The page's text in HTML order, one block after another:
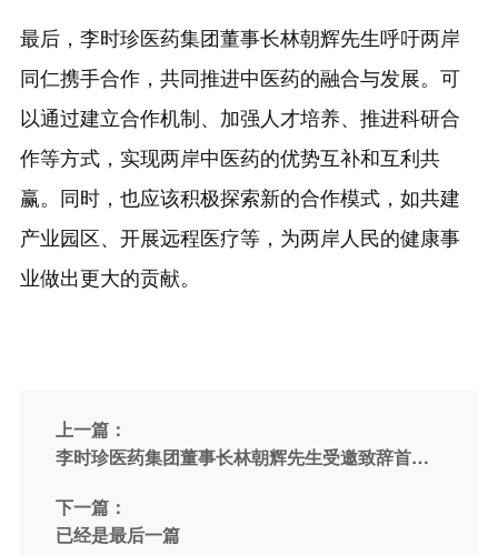
最后，李时珍医药集团董事长林朝辉先生呼吁两岸
同仁携手合作，共同推进中医药的融合与发展。可
以通过建立合作机制、加强人才培养、推进科研合
作等方式，实现两岸中医药的优势互补和互利共
赢。同时，也应该积极探索新的合作模式，如共建
产业园区、开展远程医疗等，为两岸人民的健康事
业做出更大的贡献。
上一篇：
李时珍医药集团董事长林朝辉先生受邀致辞首届
下一篇：
已经是最后一篇